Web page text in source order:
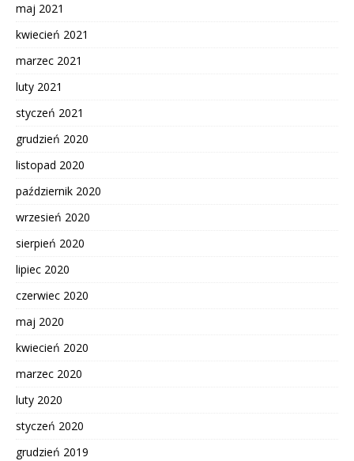
maj 2021
kwiecień 2021
marzec 2021
luty 2021
styczeń 2021
grudzień 2020
listopad 2020
październik 2020
wrzesień 2020
sierpień 2020
lipiec 2020
czerwiec 2020
maj 2020
kwiecień 2020
marzec 2020
luty 2020
styczeń 2020
grudzień 2019